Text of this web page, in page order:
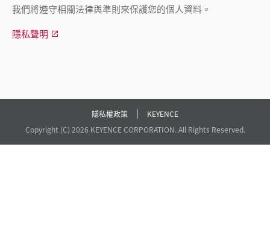
我們將遵守相關法律與準則來保護您的個人資料。
隱私聲明
隱私權政策
KEYENCE
Copyright (C) 2026 KEYENCE CORPORATION. All Rights Reserved.